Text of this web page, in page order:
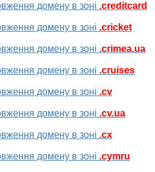
домену в зоні .creditcard
домену в зоні .cricket
домену в зоні .crimea.ua
домену в зоні .cruises
домену в зоні .cv
домену в зоні .cv.ua
домену в зоні .cx
домену в зоні .cymru